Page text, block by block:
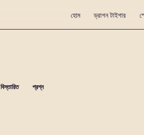
হোম ড্রাগন টাইগার
বিস্তারিত প্রশ্ন